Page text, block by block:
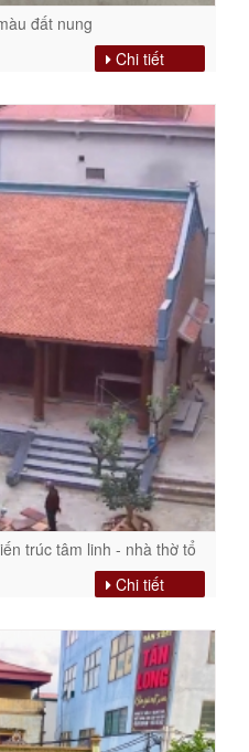
đất nung
Chi tiết
trúc tâm linh - nhà thờ tổ
Chi tiết